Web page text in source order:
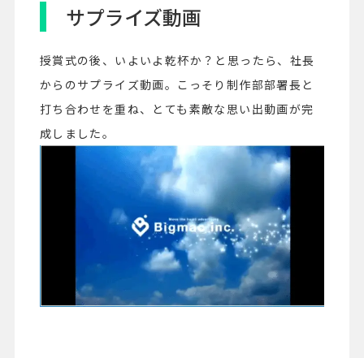
サプライズ動画
授賞式の後、いよいよ乾杯か？と思ったら、社長
からのサプライズ動画。こっそり制作部部署長と
打ち合わせを重ね、とても素敵な思い出動画が完
成しました。